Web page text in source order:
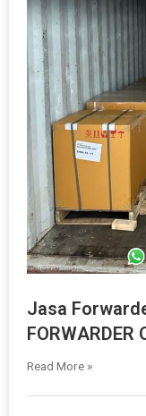
Jasa
FORWARDER
Read More »